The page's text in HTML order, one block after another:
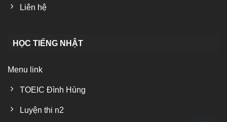
Liên hệ
HỌC TIẾNG NHẬT
Menu link
TOEIC Đình Hùng
Luyện thi n2